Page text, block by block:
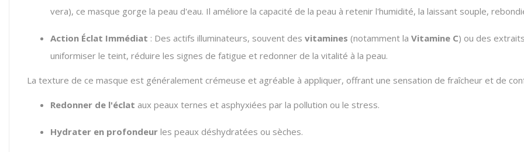
vera), ce masque gorge la peau d'eau. Il améliore la capacité de la peau à retenir l'humidité, la laissant souple,
Action Éclat Immédiat : Des actifs illuminateurs, souvent des vitamines (notamment la Vitamine C) ou des
uniformiser le teint, réduire les signes de fatigue et redonner de la vitalité à la peau.
La texture de ce masque est généralement crémeuse et agréable à appliquer, offrant une sensation de fraîcheur et de
Redonner de l'éclat aux peaux ternes et asphyxiées par la pollution ou le stress.
Hydrater en profondeur les peaux déshydratées ou sèches.